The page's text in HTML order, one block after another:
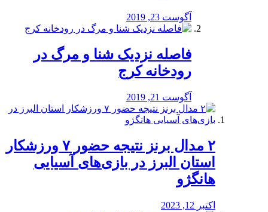
آگوست 23, 2019
️فاصله نزدیک شنا و مرگ در
رودخانه کرج
آگوست 21, 2019
۲ مدال برنز نتیجه حضور ۷ ورزشکار
استان البرز در بازی‌های آسیایی
هانگژو
اکتبر 12, 2023